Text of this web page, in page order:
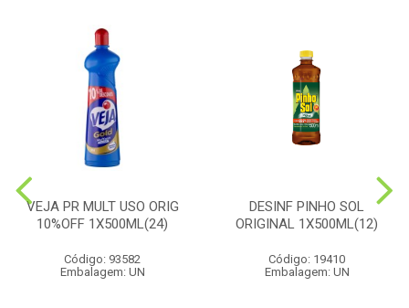
VEJA PR MULT USO ORIG
10%OFF 1X500ML(24)
Código: 93582
Embalagem: UN
DESINF PINHO SOL
ORIGINAL 1X500ML(12)
Código: 19410
Embalagem: UN